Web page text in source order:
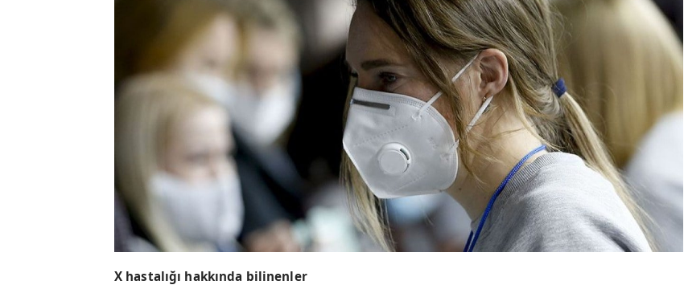
X hastalığı hakkında bilinenler